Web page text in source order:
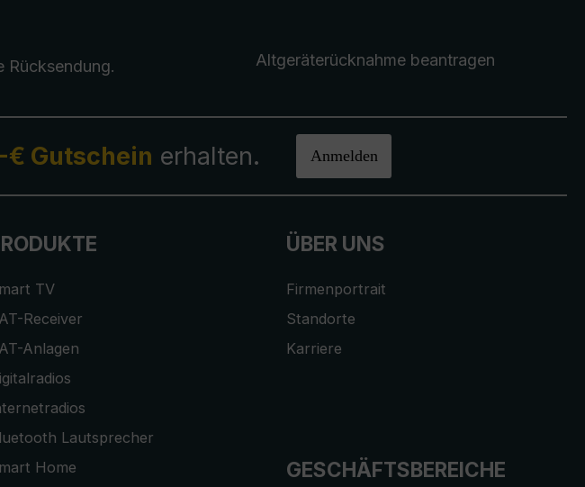
Rücksendung. Altgeräterücknahme beantragen
€ Gutschein erhalten. Anmelden
TV
Receiver
Anlagen
Lautsprecher
Home
ÜBER UNS
Firmenportrait
Standorte
Karriere
GESCHÄFTSBEREICHE